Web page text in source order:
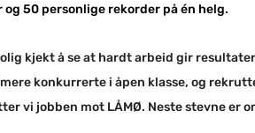
50 personlige rekorder på én helg.
kjekt å se at hardt arbeid gir
konkurrerte i åpen klasse, og
vi jobben mot LÅMØ. Neste stevne er